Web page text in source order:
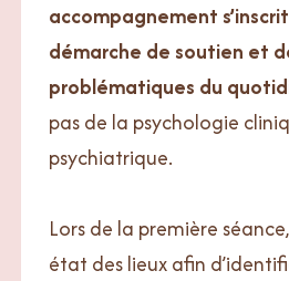
accompagnement
démarche de soutien et
problématiques du
pas de la psychologie
psychiatrique.
Lors de la première
état des lieux afin